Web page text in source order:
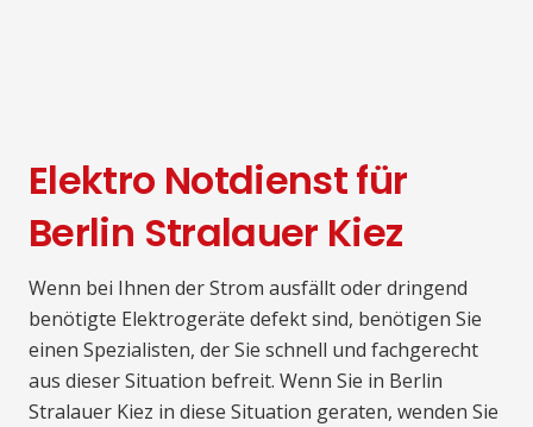
Elektro Notdienst für
Berlin Stralauer Kiez
Wenn bei Ihnen der Strom ausfällt oder dringend
benötigte Elektrogeräte defekt sind, benötigen Sie
einen Spezialisten, der Sie schnell und fachgerecht
aus dieser Situation befreit. Wenn Sie in Berlin
Stralauer Kiez in diese Situation geraten, wenden Sie